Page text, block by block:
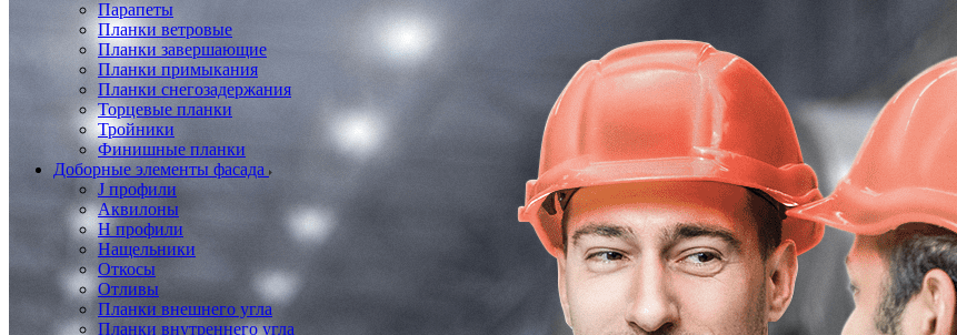
Парапеты
Планки ветровые
Планки завершающие
Планки примыкания
Планки снегозадержания
Торцевые планки
Тройники
Финишные планки
Доборные элементы фасада
J профили
Аквилоны
Н профили
Нащельники
Откосы
Отливы
Планки внешнего угла
Планки внутреннего угла